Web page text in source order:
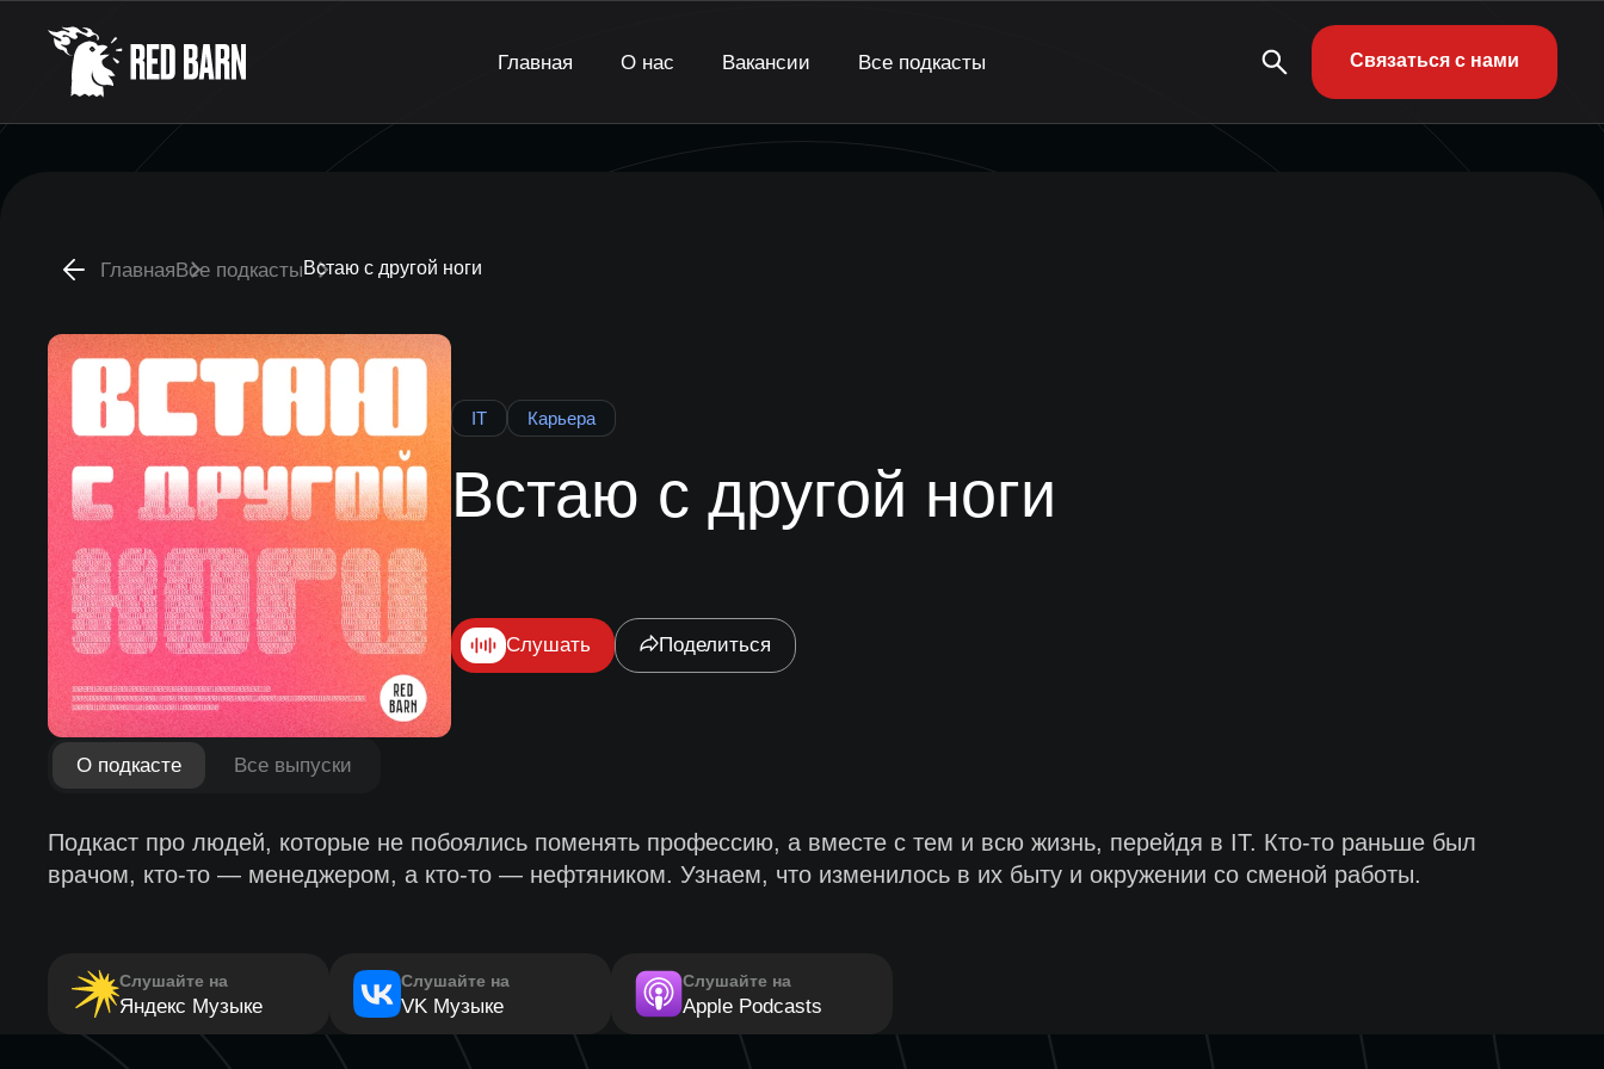
Главная О нас Вакансии Все подкасты Связаться с нами
ГлавнаяВсе подкастыВстаю с другой ноги
IT Карьера
Встаю с другой ноги
Слушать Поделиться
О подкасте Все выпуски
Подкаст про людей, которые не побоялись поменять профессию, а вместе с тем и всю жизнь, перейдя в IT. Кто-то раньше был
врачом, кто-то — менеджером, а кто-то — нефтяником. Узнаем, что изменилось в их быту и окружении со сменой работы.
Слушайте на
Яндекс Музыке
Слушайте на
VK Музыке
Слушайте на
Apple Podcasts